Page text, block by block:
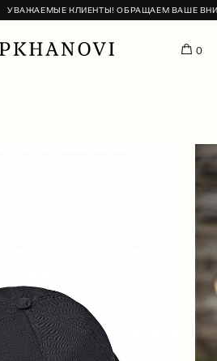
УВАЖАЕМЫЕ КЛИЕНТЫ! ОБРАЩАЕМ ВАШЕ
0